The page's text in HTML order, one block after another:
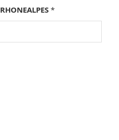
RHONEALPES *